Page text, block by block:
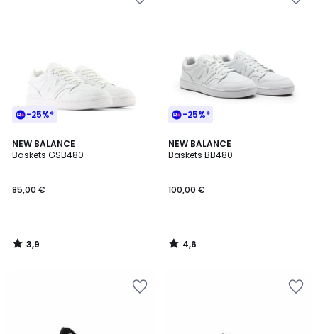
-25%*
NEW BALANCE
Baskets GSB480
85,00 €
3,9
/ 5
3,9
/
-25%*
NEW BALANCE
Baskets BB480
100,00 €
4,6
/ 5
4,6
/